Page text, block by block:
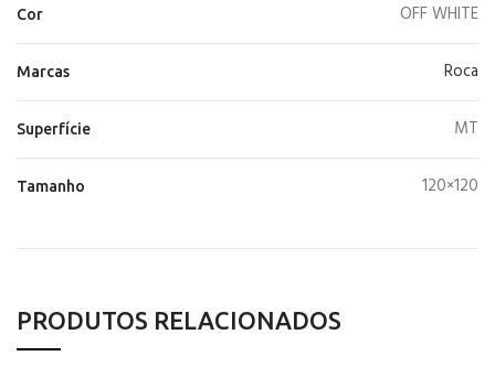
Cor OFF WHITE
Marcas Roca
Superfície MT
Tamanho 120×120
PRODUTOS RELACIONADOS